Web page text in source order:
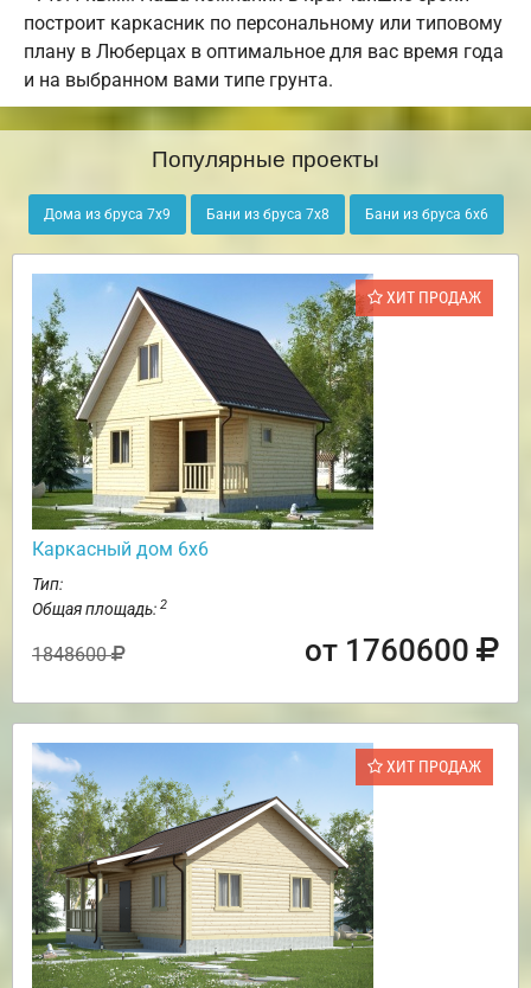
построит каркасник по персональному или типовому
плану в Люберцах в оптимальное для вас время года
и на выбранном вами типе грунта.
Популярные проекты
Дома из бруса 7х9 Бани из бруса 7х8 Бани из бруса 6х6
ХИТ ПРОДАЖ
Каркасный дом 6х6
Тип:
Общая площадь: 2
1848600 от 1760600
ХИТ ПРОДАЖ